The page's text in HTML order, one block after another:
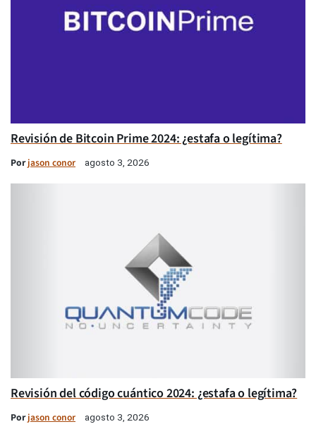
Revisión de Bitcoin Prime 2024: ¿estafa o legítima?
Porjason conor agosto 3, 2026
Revisión del código cuántico 2024: ¿estafa o legítima?
Porjason conor agosto 3, 2026